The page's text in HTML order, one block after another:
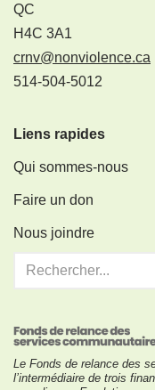
QC
H4C 3A1
crnv@nonviolence.ca
514-504-5012
Liens rapides
Qui sommes-nous
Faire un don
Nous joindre
Le Fonds de relance des
l’intermédiaire de trois